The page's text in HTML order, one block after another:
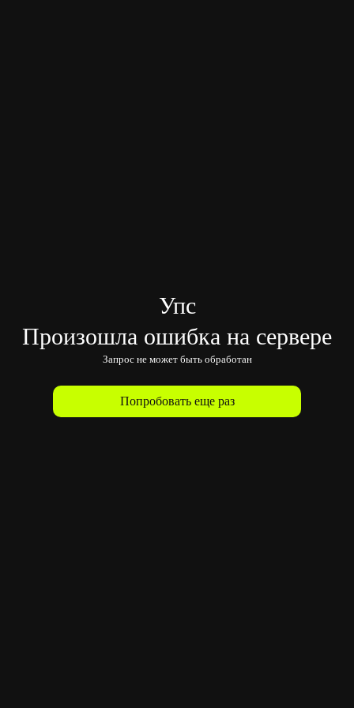
Упс
Произошла ошибка на сервере
Запрос не может быть обработан
Попробовать еще раз